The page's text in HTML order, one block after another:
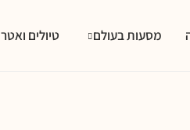
טיולים מסעות בעולם